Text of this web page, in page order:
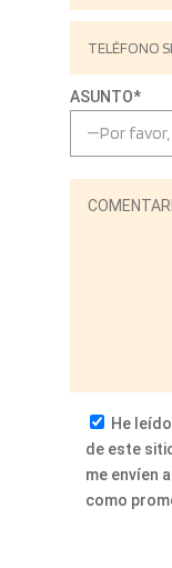
ASUNTO*
He
de este
me envíen
como